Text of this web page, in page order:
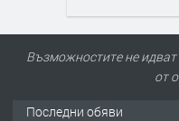
Възможностите не идват
от
Последни обяви